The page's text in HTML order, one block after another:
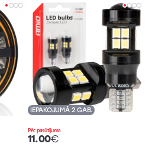
Pēc pasūtījuma
IEPAKOJUMĀ 2 GAB.
11.00€